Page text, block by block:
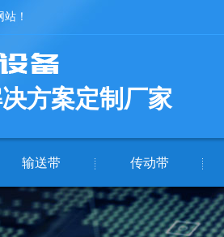
！
方案定制厂家
输送带 传动带